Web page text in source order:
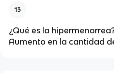
13
¿Qué es la
Aumento en la cantidad